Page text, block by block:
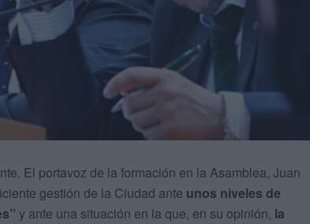
El portavoz de la formación en la Asamblea, Juan
gestión de la Ciudad ante unos niveles de
y ante una situación en la que, en su opinión, la